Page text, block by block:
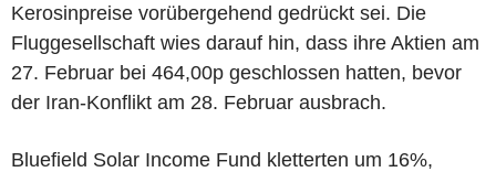
Kerosinpreise vorübergehend gedrückt sei. Die
Fluggesellschaft wies darauf hin, dass ihre Aktien am
27. Februar bei 464,00p geschlossen hatten, bevor
der Iran-Konflikt am 28. Februar ausbrach.
Bluefield Solar Income Fund kletterten um 16%,